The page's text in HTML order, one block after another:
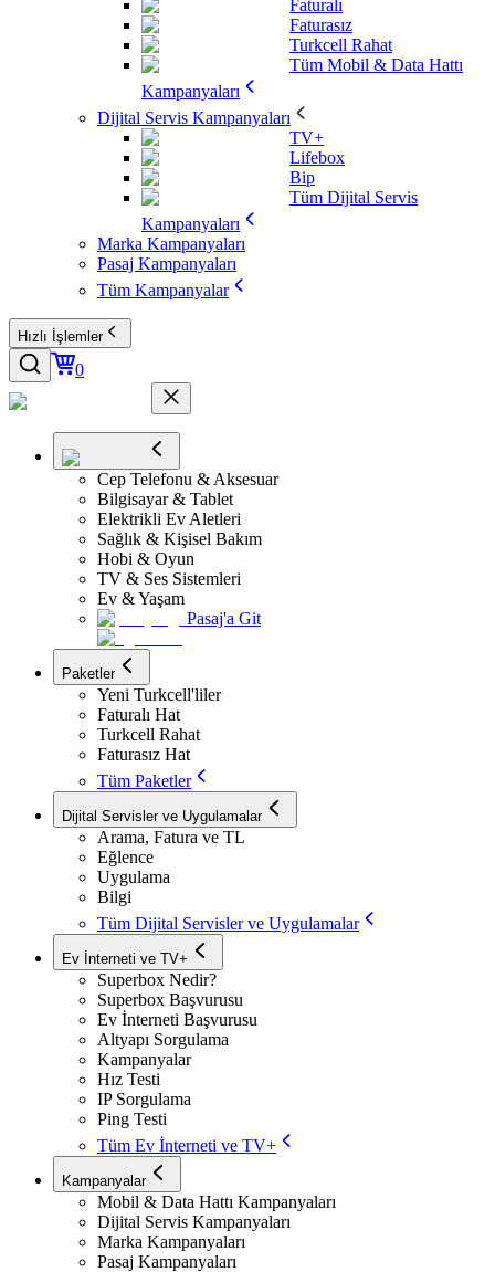
Faturalı
Faturasız
Turkcell Rahat
Tüm Mobil & Data Hattı
Kampanyaları
Dijital Servis Kampanyaları
TV+
Lifebox
Bip
Tüm Dijital Servis
Kampanyaları
Marka Kampanyaları
Pasaj Kampanyaları
Tüm Kampanyalar
Hızlı İşlemler
0
Cep Telefonu & Aksesuar
Bilgisayar & Tablet
Elektrikli Ev Aletleri
Sağlık & Kişisel Bakım
Hobi & Oyun
TV & Ses Sistemleri
Ev & Yaşam
Pasaj'a Git
Paketler
Yeni Turkcell'liler
Faturalı Hat
Turkcell Rahat
Faturasız Hat
Tüm Paketler
Dijital Servisler ve Uygulamalar
Arama, Fatura ve TL
Eğlence
Uygulama
Bilgi
Tüm Dijital Servisler ve Uygulamalar
Ev İnterneti ve TV+
Superbox Nedir?
Superbox Başvurusu
Ev İnterneti Başvurusu
Altyapı Sorgulama
Kampanyalar
Hız Testi
IP Sorgulama
Ping Testi
Tüm Ev İnterneti ve TV+
Kampanyalar
Mobil & Data Hattı Kampanyaları
Dijital Servis Kampanyaları
Marka Kampanyaları
Pasaj Kampanyaları